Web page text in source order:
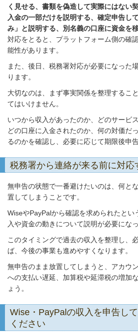
く見せる、書類を偽造して実際にはない
入金の一部だけを説明する、確定申告し
み」と説明する、別名義の口座に資金を
対応をとると、プラットフォーム側の確
能性があります。
また、後日、税務署対応が必要になった
ります。
大切なのは、まず事実関係を整理するこ
てはいけません。
いつから収入があったのか、どのサービ
どの口座に入金されたのか、何の対価だ
るのかを確認し、必要に応じて期限後申
税務署から連絡が来る前に対応
無申告の状態で一番避けたいのは、何と
置してしまうことです。
WiseやPayPalから確認を求められたとい
入や資金の動きについて説明が必要にな
このタイミングで過去の収入を整理し、
ば、今後の事業も進めやすくなります。
無申告のまま放置してしまうと、アカウ
への支払い遅延、加算税や延滞税の増加
ょう。
Wise・PayPalの収入を申告し
ください